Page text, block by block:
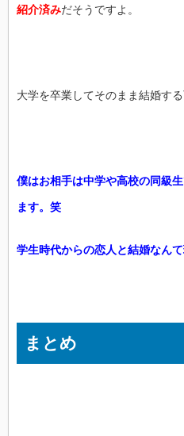
紹介済みだそうですよ。
大学を卒業してそのまま結婚す
僕はお相手は中学や高校の同級
ます。笑
学生時代からの恋人と結婚なん
まとめ